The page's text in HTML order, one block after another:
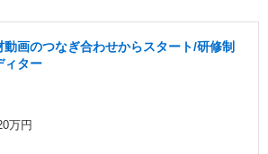
動画のつなぎ合わせからスタート/研修制
ィター
万円